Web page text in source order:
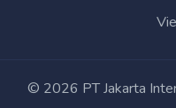
© 2026 PT Jakarta